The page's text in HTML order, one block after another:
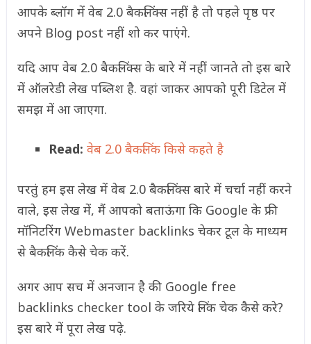
आपके ब्लॉग में वेब 2.0 बैकलिंक्स नहीं है तो पहले पृष्ठ पर
अपने Blog post नहीं शो कर पाएंगे.
यदि आप वेब 2.0 बैकलिंक्स के बारे में नहीं जानते तो इस बारे
में ऑलरेडी लेख पब्लिश है. वहां जाकर आपको पूरी डिटेल में
समझ में आ जाएगा.
Read: वेब 2.0 बैकलिंक किसे कहते है
परतुं हम इस लेख में वेब 2.0 बैकलिंक्स बारे में चर्चा नहीं करने
वाले, इस लेख में, मैं आपको बताऊंगा कि Google के फ्री
मॉनिटरिंग Webmaster backlinks चेकर टूल के माध्यम
से बैकलिंक कैसे चेक करें.
अगर आप सच में अनजान है की Google free
backlinks checker tool के जरिये लिंक चेक कैसे करे?
इस बारे में पूरा लेख पढ़े.